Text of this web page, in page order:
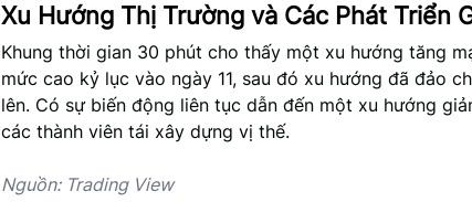
Xu Hướng Thị Trường và Các Phát Triển
Khung thời gian 30 phút cho thấy một xu hướng tăng
mức cao kỷ lục vào ngày 11, sau đó xu hướng đã đảo
lên. Có sự biến động liên tục dẫn đến một xu hướng
các thành viên tái xây dựng vị thế.
Nguồn: Trading View